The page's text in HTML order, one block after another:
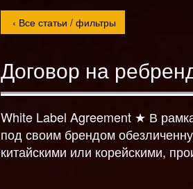
Договор на
White Label Agreement ★ В
под своим брендом
китайскими или корейскими,